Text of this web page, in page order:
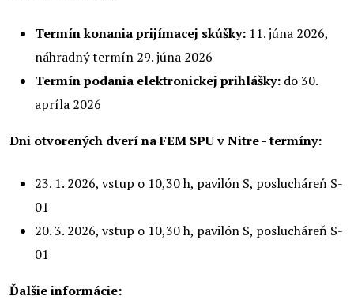
Termín konania prijímacej skúšky: 11. júna 2026,
náhradný termín 29. júna 2026
Termín podania elektronickej prihlášky: do 30.
apríla 2026
Dni otvorených dverí na FEM SPU v Nitre - termíny:
23. 1. 2026, vstup o 10,30 h, pavilón S, poslucháreň S-
01
20. 3. 2026, vstup o 10,30 h, pavilón S, poslucháreň S-
01
Ďalšie informácie: